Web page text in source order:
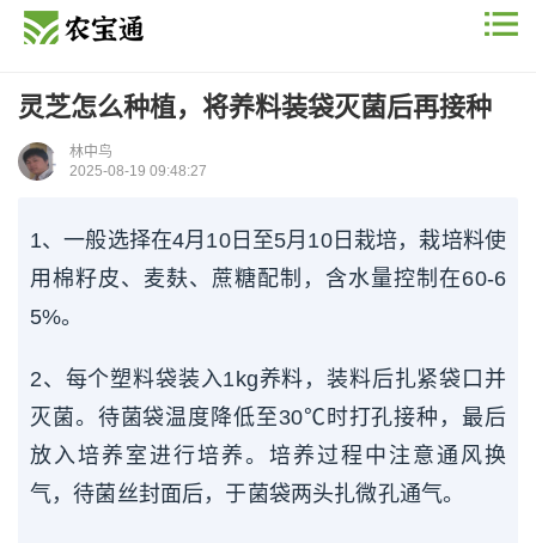
灵芝怎么种植，将养料装袋灭菌后再接种
林中鸟
2025-08-19 09:48:27
1、一般选择在4月10日至5月10日栽培，栽培料使
用棉籽皮、麦麸、蔗糖配制，含水量控制在60-6
5%。
2、每个塑料袋装入1kg养料，装料后扎紧袋口并
灭菌。待菌袋温度降低至30℃时打孔接种，最后
放入培养室进行培养。培养过程中注意通风换
气，待菌丝封面后，于菌袋两头扎微孔通气。